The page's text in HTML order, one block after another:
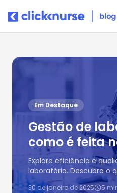
Blog Clicknurse - Artigos
Em Destaque
Gestão de
como é feita
Explore eficiência e
laboratório. Descubra o
impulsionar seu sucesso
30 de janeiro de 2025 5